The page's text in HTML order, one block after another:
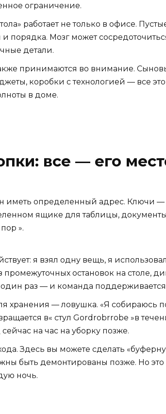
ограничение.
работает не только в офисе.
порядка. Мозг может
детали.
принимаются во внимание.
коробки с технологией — все это
в доме.
все — его
иметь определенный адрес. Ключи —
ящике для таблицы,
».
я взял одну вещь, я
промежуточных остановок на столе,
раз — и команда поддерживается
хранения — ловушка. «Я собираюсь
в« стул Gordrobrrobe »в
на час на уборку позже.
Здесь вы можете сделать
быть демонтированы позже. Но
ночь.